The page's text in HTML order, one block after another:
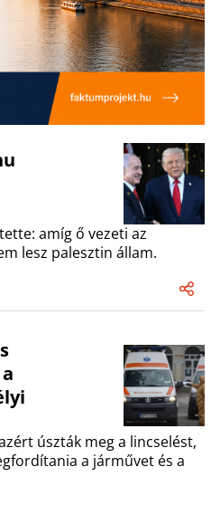
amíg ő vezeti az
lesz palesztin állam.
úszták meg a lincselést,
a járművet és a